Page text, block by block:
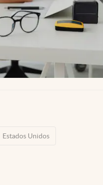
Estados Unidos